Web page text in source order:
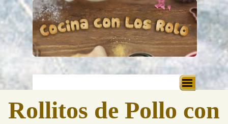
Vaya al Contenido
Rollitos de Pollo con